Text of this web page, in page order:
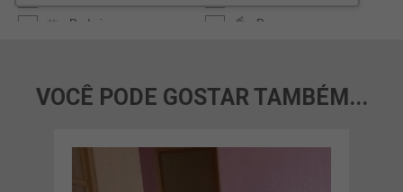
VOCÊ PODE GOSTAR TAMBÉM...